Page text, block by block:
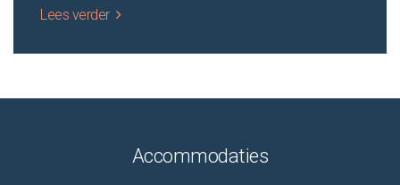
Lees verder
Accommodaties